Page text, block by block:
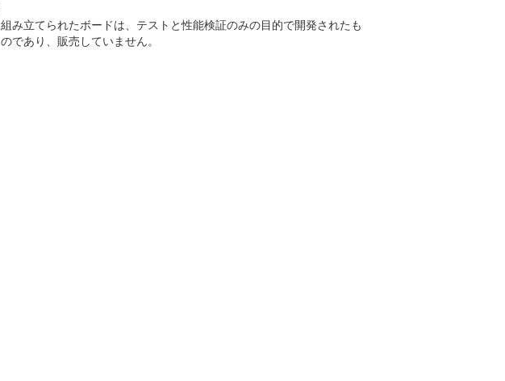
組み立てられたボードは、テストと性能検証のみの目的で開発されたも
のであり、販売していません。